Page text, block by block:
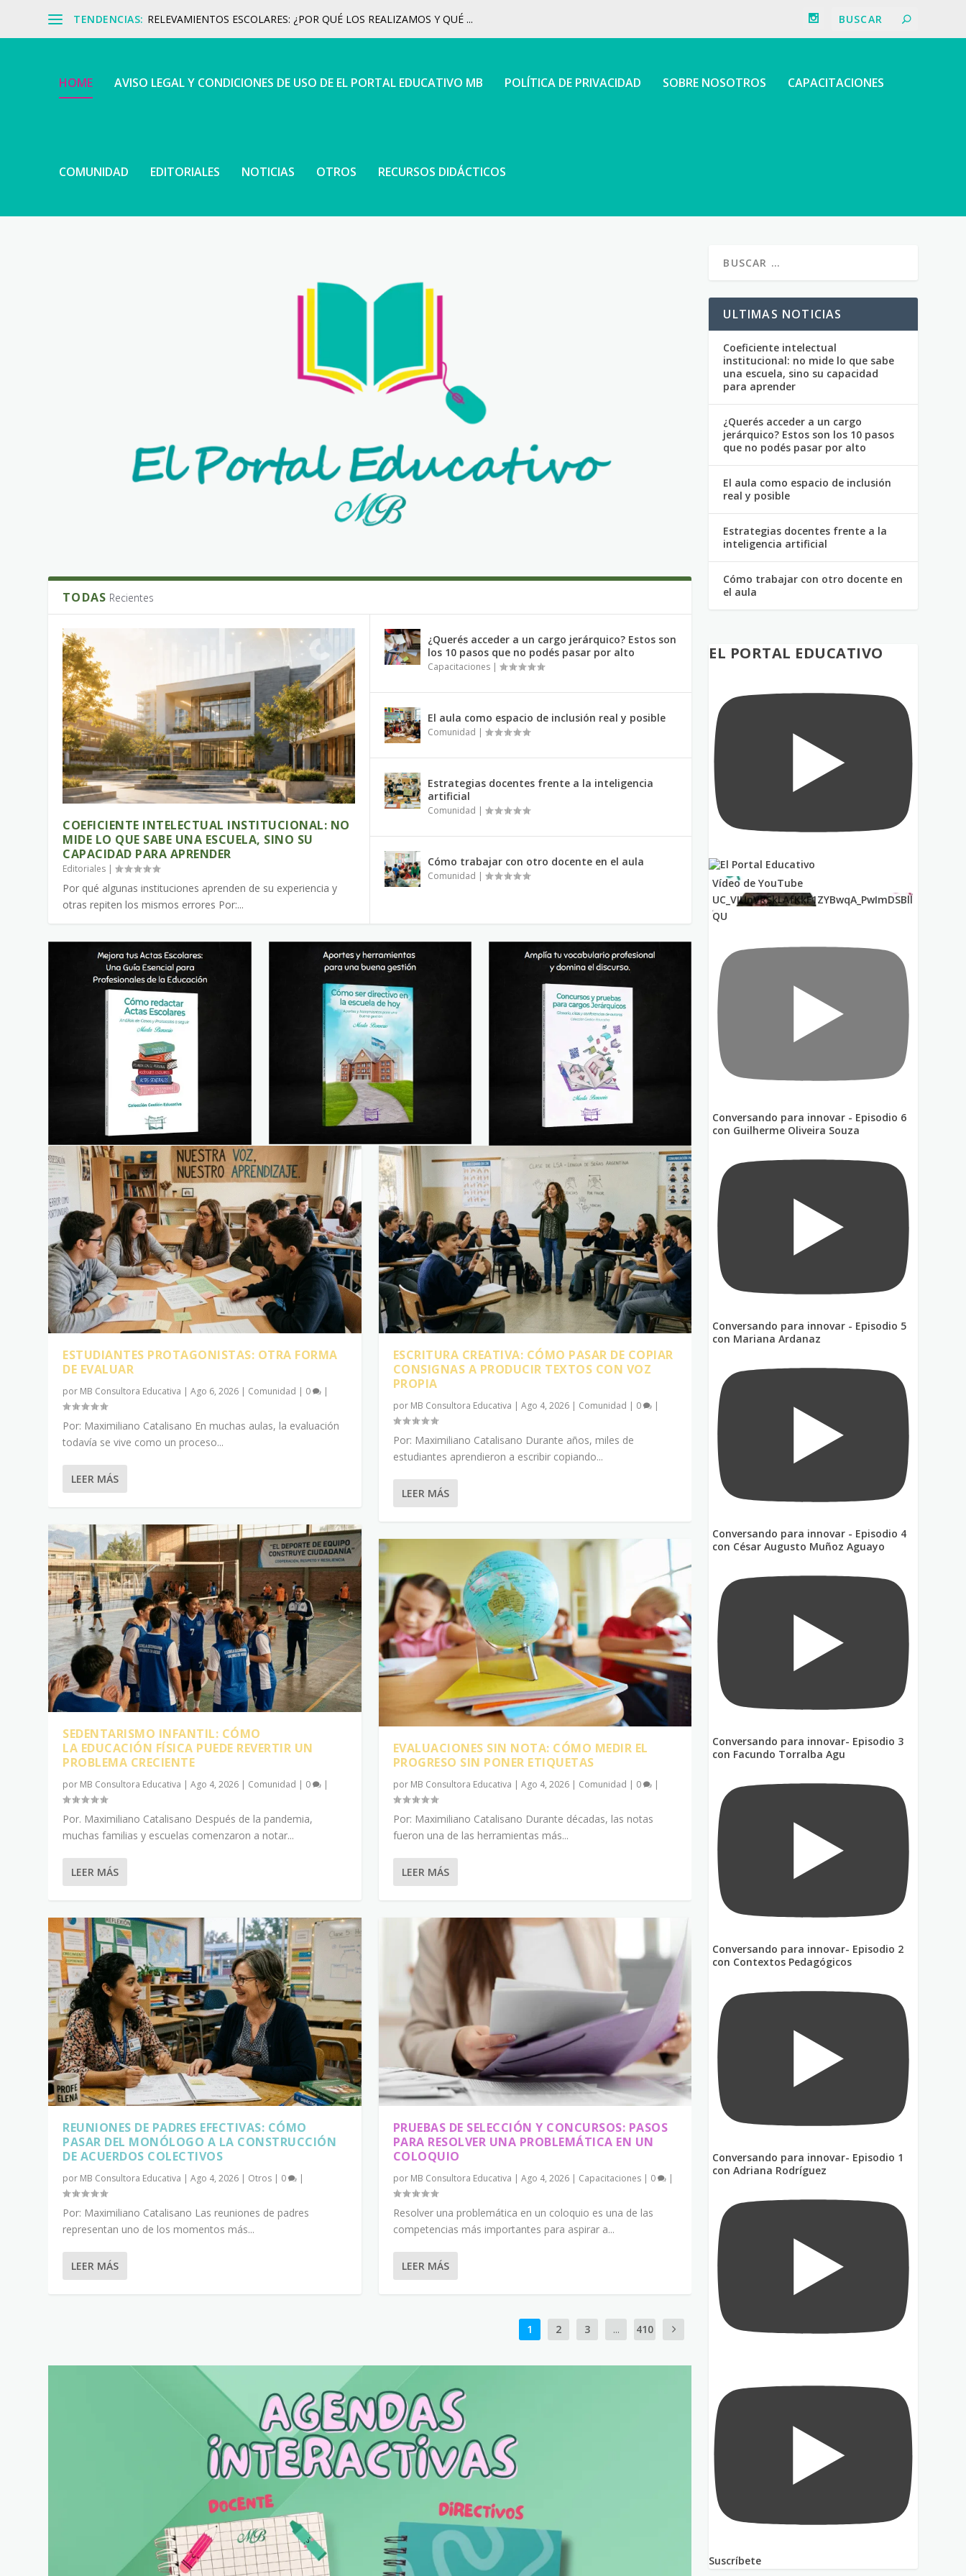
TENDENCIAS: RELEVAMIENTOS ESCOLARES: ¿POR QUÉ LOS REALIZAMOS Y QUÉ ...
HOME AVISO LEGAL Y CONDICIONES DE USO DE EL PORTAL EDUCATIVO MB POLÍTICA DE PRIVACIDAD SOBRE NOSOTROS CAPACITACIONES
COMUNIDAD EDITORIALES NOTICIAS OTROS RECURSOS DIDÁCTICOS
TODAS Recientes
COEFICIENTE INTELECTUAL INSTITUCIONAL: NO
MIDE LO QUE SABE UNA ESCUELA, SINO SU
CAPACIDAD PARA APRENDER
Editoriales |
Por qué algunas instituciones aprenden de su experiencia y
otras repiten los mismos errores Por:...
¿Querés acceder a un cargo jerárquico? Estos son
los 10 pasos que no podés pasar por alto
Capacitaciones|
El aula como espacio de inclusión real y posible
Comunidad |
Estrategias docentes frente a la inteligencia
artificial
Comunidad |
Cómo trabajar con otro docente en el aula
Comunidad |
ESTUDIANTES PROTAGONISTAS: OTRA FORMA
DE EVALUAR
por MB Consultora Educativa |Ago 6, 2026 | Comunidad | 0 |
Por: Maximiliano Catalisano En muchas aulas, la evaluación
todavía se vive como un proceso...
LEER MÁS
SEDENTARISMO INFANTIL: CÓMO
LA EDUCACIÓN FÍSICA PUEDE REVERTIR UN
PROBLEMA CRECIENTE
por MB Consultora Educativa |Ago 4, 2026 | Comunidad | 0 |
Por. Maximiliano Catalisano Después de la pandemia,
muchas familias y escuelas comenzaron a notar...
LEER MÁS
REUNIONES DE PADRES EFECTIVAS: CÓMO
PASAR DEL MONÓLOGO A LA CONSTRUCCIÓN
DE ACUERDOS COLECTIVOS
por MB Consultora Educativa |Ago 4, 2026 | Otros | 0 |
Por: Maximiliano Catalisano Las reuniones de padres
representan uno de los momentos más...
LEER MÁS
ESCRITURA CREATIVA: CÓMO PASAR DE COPIAR
CONSIGNAS A PRODUCIR TEXTOS CON VOZ
PROPIA
por MB Consultora Educativa | Ago 4, 2026| Comunidad | 0 |
Por: Maximiliano Catalisano Durante años, miles de
estudiantes aprendieron a escribir copiando...
LEER MÁS
EVALUACIONES SIN NOTA: CÓMO MEDIR EL
PROGRESO SIN PONER ETIQUETAS
por MB Consultora Educativa | Ago 4, 2026| Comunidad | 0 |
Por: Maximiliano Catalisano Durante décadas, las notas
fueron una de las herramientas más...
LEER MÁS
PRUEBAS DE SELECCIÓN Y CONCURSOS: PASOS
PARA RESOLVER UNA PROBLEMÁTICA EN UN
COLOQUIO
por MB Consultora Educativa | Ago 4, 2026| Capacitaciones| 0 |
Resolver una problemática en un coloquio es una de las
competencias más importantes para aspirar a...
LEER MÁS
1 2 3 ... 410
ULTIMAS NOTICIAS
Coeficiente intelectual
institucional: no mide lo que sabe
una escuela, sino su capacidad
para aprender
¿Querés acceder a un cargo
jerárquico? Estos son los 10 pasos
que no podés pasar por alto
El aula como espacio de inclusión
real y posible
Estrategias docentes frente a la
inteligencia artificial
Cómo trabajar con otro docente en
el aula
EL PORTAL EDUCATIVO
Vídeo de YouTube
UC_VIUnVRSkLAfKkF1ZYBwqA_PwImDSBll
QU
Conversando para innovar - Episodio 6
con Guilherme Oliveira Souza
Conversando para innovar - Episodio 5
con Mariana Ardanaz
Conversando para innovar - Episodio 4
con César Augusto Muñoz Aguayo
Conversando para innovar- Episodio 3
con Facundo Torralba Agu
Conversando para innovar- Episodio 2
con Contextos Pedagógicos
Conversando para innovar- Episodio 1
con Adriana Rodríguez
Suscríbete